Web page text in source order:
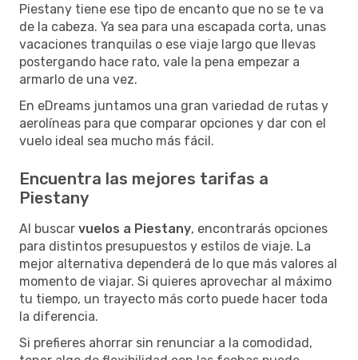
Piestany tiene ese tipo de encanto que no se te va
de la cabeza. Ya sea para una escapada corta, unas
vacaciones tranquilas o ese viaje largo que llevas
postergando hace rato, vale la pena empezar a
armarlo de una vez.
En eDreams juntamos una gran variedad de rutas y
aerolíneas para que comparar opciones y dar con el
vuelo ideal sea mucho más fácil.
Encuentra las mejores tarifas a
Piestany
Al buscar vuelos a Piestany, encontrarás opciones
para distintos presupuestos y estilos de viaje. La
mejor alternativa dependerá de lo que más valores al
momento de viajar. Si quieres aprovechar al máximo
tu tiempo, un trayecto más corto puede hacer toda
la diferencia.
Si prefieres ahorrar sin renunciar a la comodidad,